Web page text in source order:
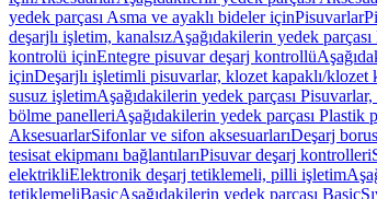
yedek parçası Asma ve ayaklı bideler içinPisuvarlar
deşarjlı işletim, kanalsızAşağıdakilerin yedek
kontrolü içinEntegre pisuvar deşarj kontrollü
içinDeşarjlı işletimli pisuvarlar, klozet kapaklı/klozet
susuz işletimAşağıdakilerin yedek parçası
bölme panelleriAşağıdakilerin yedek parçası Plastik
AksesuarlarSifonlar ve sifon aksesuarlarıDeşarj
tesisat ekipmanı bağlantılarıPisuvar deşarj kontrolleri
elektrikliElektronik deşarj tetiklemeli, pilli işletim
tetiklemeliBasicAşağıdakilerin yedek parçası Basic